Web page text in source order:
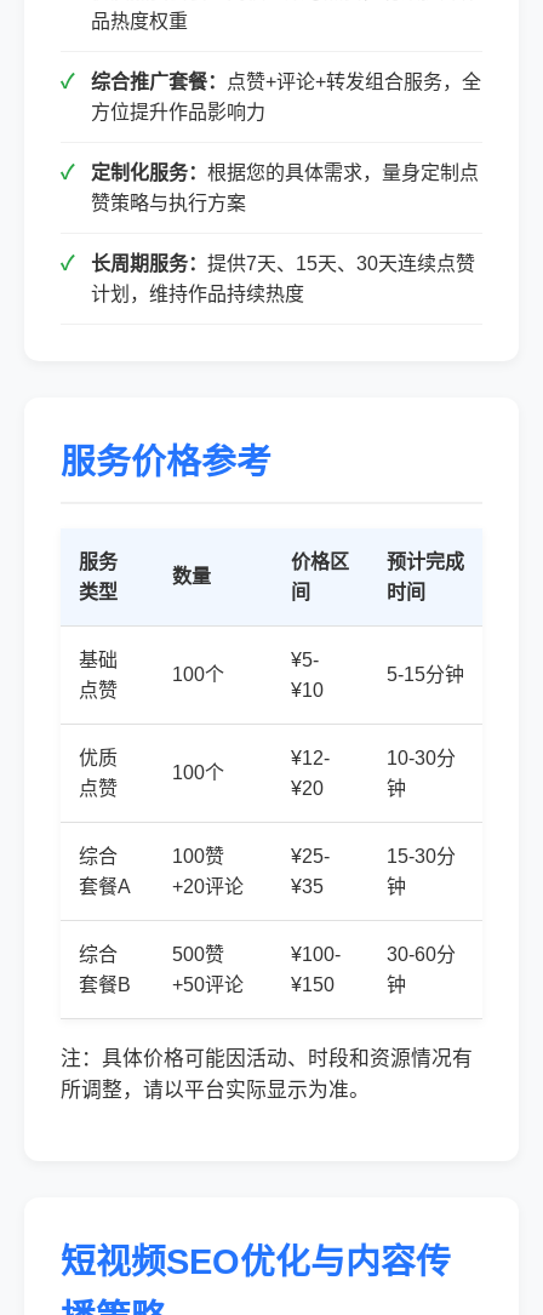
品热度权重
综合推广套餐：
点赞+评论+转发组合服务，全
方位提升作品影响力
定制化服务： 根据您的具体需求，量身定制点
赞策略与执行方案
长周期服务： 提供7天、15天、30天连续点赞
计划，维持作品持续热度
服务价格参考
服务
类型
数量
价格区
间
预计完成
时间
基础
点赞
100个
¥5-
¥10
5-15分钟
优质
点赞
100个
¥12-
¥20
10-30分
钟
综合
套餐A
100赞
+20评论
¥25-
¥35
15-30分
钟
综合
套餐B
500赞
+50评论
¥100-
¥150
30-60分
钟
注：具体价格可能因活动、时段和资源情况有
所调整，请以平台实际显示为准。
短视频SEO优化与内容传